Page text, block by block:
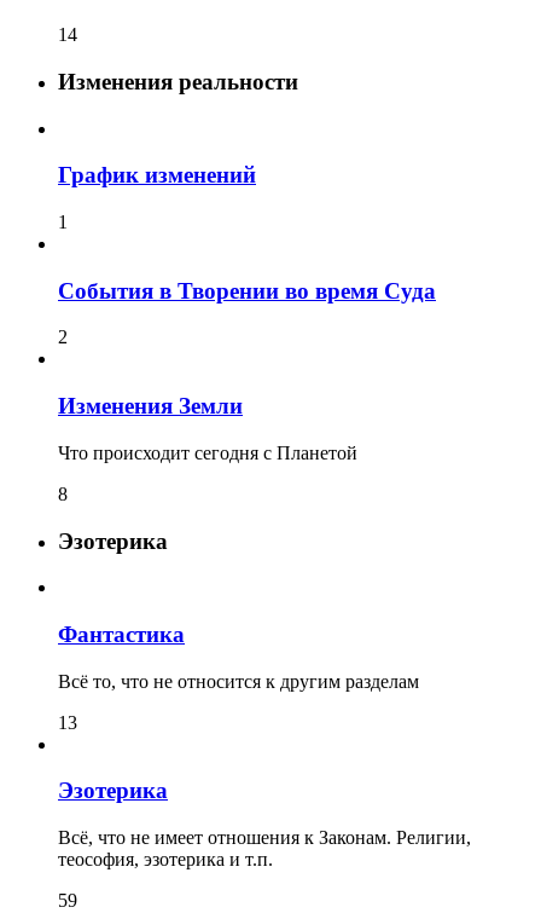
14
Изменения реальности
График изменений
1
События в Творении во время Суда
2
Изменения Земли
Что происходит сегодня с Планетой
8
Эзотерика
Фантастика
Всё то, что не относится к другим разделам
13
Эзотерика
Всё, что не имеет отношения к Законам. Религии,
теософия, эзотерика и т.п.
59